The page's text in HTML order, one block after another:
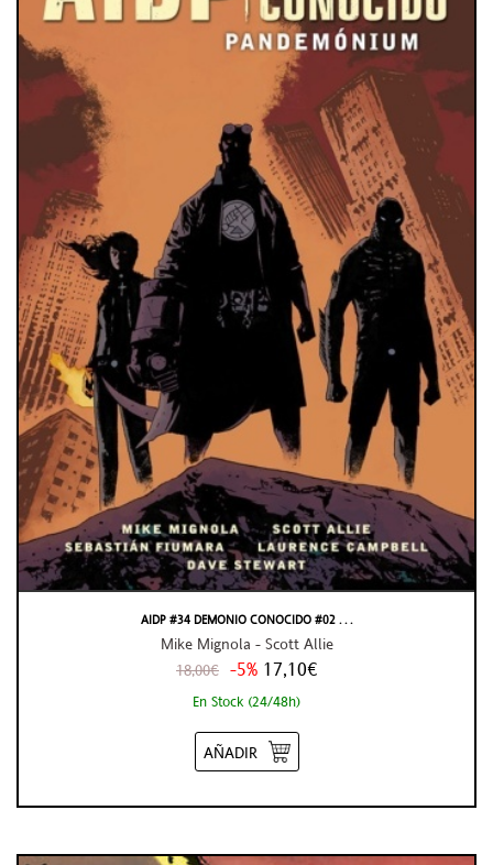
AIDP #34 DEMONIO CONOCIDO #02 . . .
Mike Mignola - Scott Allie
18,00€ -5% 17,10€
En Stock (24/48h)
AÑADIR